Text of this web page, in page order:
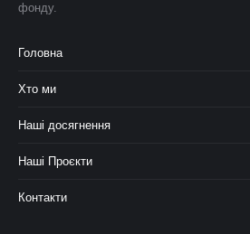
фонду.
Головна
Хто ми
Наші досягнення
Наші Проєкти
Контакти